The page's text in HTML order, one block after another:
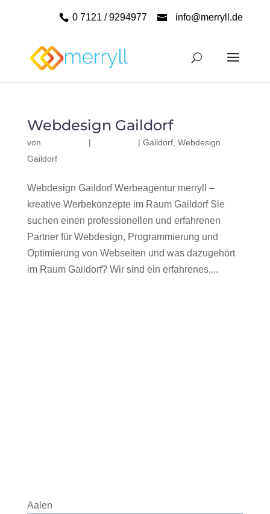
0 7121 / 9294977 info@merryll.de
Webdesign Gaildorf
von | | Gaildorf, Webdesign
Gaildorf
Webdesign Gaildorf Werbeagentur merryll –
kreative Werbekonzepte im Raum Gaildorf Sie
suchen einen professionellen und erfahrenen
Partner für Webdesign, Programmierung und
Optimierung von Webseiten und was dazugehört
im Raum Gaildorf? Wir sind ein erfahrenes,...
Aalen